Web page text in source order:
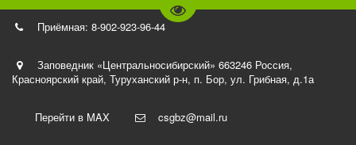
Перейти на версию для
Приёмная: 8-902-923-96-44
Заповедник «Центральносибирский» 663246 Россия,
Красноярский край, Туруханский р-н, п. Бор, ул. Грибная, д.1а
Перейти в MAX csgbz@mail.ru